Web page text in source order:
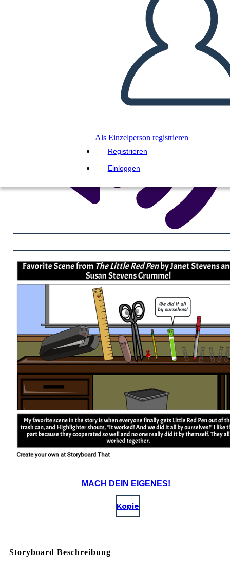
Als Einzelperson registrieren
Registrieren
Einloggen
DIASHOW ABSPIELEN
LIES MIR VOR
MACH DEIN EIGENES!
Kopie
Storyboard Beschreibung